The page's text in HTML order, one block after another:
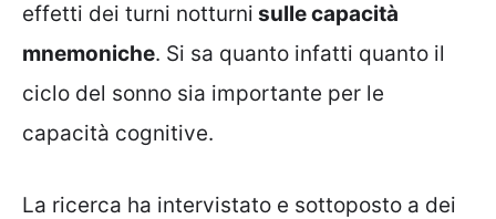
effetti dei turni notturni sulle capacità
mnemoniche. Si sa quanto infatti quanto il
ciclo del sonno sia importante per le
capacità cognitive.
La ricerca ha intervistato e sottoposto a dei